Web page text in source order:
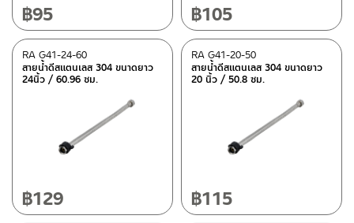
฿95 ฿105
สายน้ำดีสแตนเลส 304 ขนาดยาว
24นิ้ว / 60.96 ซม.
RA G41-24-60
฿129
สายน้ำดีสแตนเลส 304 ขนาดยาว
20 นิ้ว / 50.8 ซม.
RA G41-20-50
฿115